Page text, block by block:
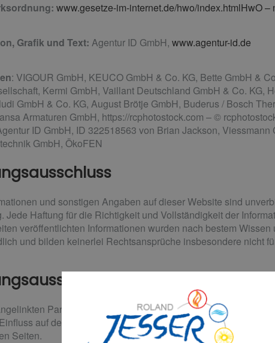
www.gesetze-im-internet.de/hwo/index.htmlHwO
Grafik und Text: Agentur ID GmbH, www.agentur-id.de
: VIGOUR GmbH, KEUCO GmbH & Co. KG, Bette GmbH &
Kermi GmbH, Vaillant Deutschland GmbH & Co. KG,
GmbH & Co. KG, August Brötje GmbH, Buderus / Bosch
Armaturen GmbH, https://rcphotostock.com – ©
ID GmbH, ID 322518563 von Brian Jackson,
GmbH, ÖkoFEN
und sonstigen Angaben auf dieser Website sind
Jede Haftung für die Richtigkeit und Vollständigkeit der
veröffentlichten Informationen wurden nach bestem
und bilden keinerlei Rechtsansprüche insbesondere nicht
für Hyperlinks
Partner-Seiten handelt es sich ausschließlich um
auf den Inhalt und distanziert sich ausdrücklich und
Seiten.